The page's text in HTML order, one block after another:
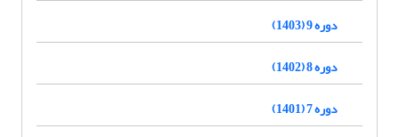
دوره 9 (1403)
دوره 8 (1402)
دوره 7 (1401)